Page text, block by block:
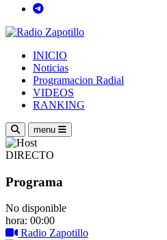
INICIO
Noticias
Programacion Radial
VIDEOS
RANKING
menu
DIRECTO
Programa
No disponible
hora: 00:00
Radio Zapotillo